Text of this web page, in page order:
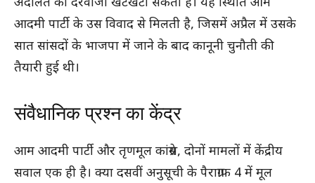
अदालत का दरवाजा खटखटा सकता है। यह स्थिति आम
आदमी पार्टी के उस विवाद से मिलती है, जिसमें अप्रैल में उसके
सात सांसदों के भाजपा में जाने के बाद कानूनी चुनौती की
तैयारी हुई थी।
संवैधानिक प्रश्न का केंद्र
आम आदमी पार्टी और तृणमूल कांग्रेस, दोनों मामलों में केंद्रीय
सवाल एक ही है। क्या दसवीं अनुसूची के पैराग्राफ 4 में मूल